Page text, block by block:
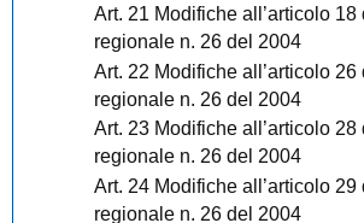
Art. 21 Modifiche all’articolo
regionale n. 26 del 2004
Art. 22 Modifiche all’articolo
regionale n. 26 del 2004
Art. 23 Modifiche all’articolo
regionale n. 26 del 2004
Art. 24 Modifiche all’articolo
regionale n. 26 del 2004